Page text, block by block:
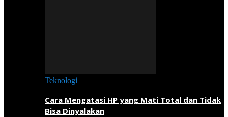
Teknologi
Cara Mengatasi HP yang Mati Total dan Tidak
Bisa Dinyalakan